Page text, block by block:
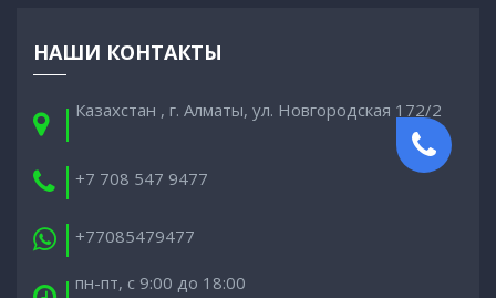
НАШИ КОНТАКТЫ
Казахстан , г. Алматы, ул. Новгородская 172/2
+7 708 547 9477
+77085479477
пн-пт, с 9:00 до 18:00